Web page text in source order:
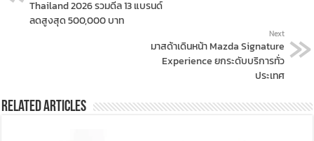
Thailand 2026 รวมดีล 13 แบรนด์
ลดสูงสุด 500,000 บาท
Next
มาสด้าเดินหน้า Mazda Signature
Experience ยกระดับบริการทั่ว
ประเทศ
Related Articles